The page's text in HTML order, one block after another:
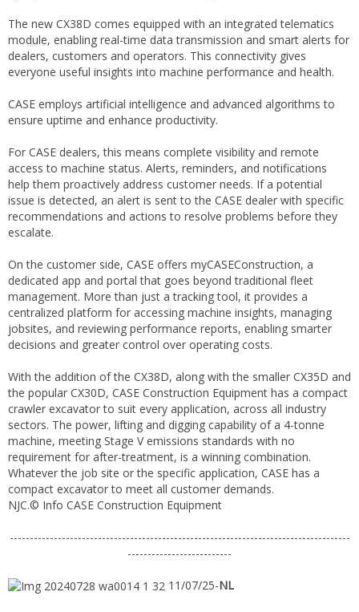
The new CX38D comes equipped with an integrated telematics
module, enabling real-time data transmission and smart alerts for
dealers, customers and operators. This connectivity gives
everyone useful insights into machine performance and health.
CASE employs artificial intelligence and advanced algorithms to
ensure uptime and enhance productivity.
For CASE dealers, this means complete visibility and remote
access to machine status. Alerts, reminders, and notifications
help them proactively address customer needs. If a potential
issue is detected, an alert is sent to the CASE dealer with specific
recommendations and actions to resolve problems before they
escalate.
On the customer side, CASE offers myCASEConstruction, a
dedicated app and portal that goes beyond traditional fleet
management. More than just a tracking tool, it provides a
centralized platform for accessing machine insights, managing
jobsites, and reviewing performance reports, enabling smarter
decisions and greater control over operating costs.
With the addition of the CX38D, along with the smaller CX35D and
the popular CX30D, CASE Construction Equipment has a compact
crawler excavator to suit every application, across all industry
sectors. The power, lifting and digging capability of a 4-tonne
machine, meeting Stage V emissions standards with no
requirement for after-treatment, is a winning combination.
Whatever the job site or the specific application, CASE has a
compact excavator to meet all customer demands.
NJC.© Info CASE Construction Equipment
-------------------------------------------------------------------------------------
--------------------------
11/07/25-NL